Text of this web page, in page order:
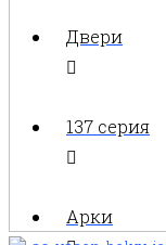
Двери
137 серия
Арки